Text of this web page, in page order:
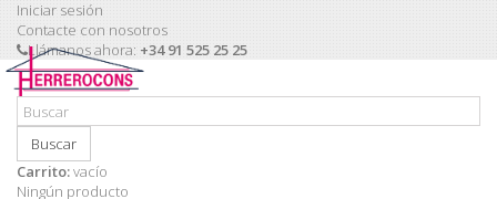
Iniciar sesión
Contacte con nosotros
Llámanos ahora: +34 91 525 25 25
Buscar
Carrito:vacío
Ningún producto